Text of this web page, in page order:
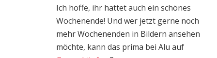
Ich hoffe, ihr hattet auch ein schönes
Wochenende! Und wer jetzt gerne noch
mehr Wochenenden in Bildern ansehen
möchte, kann das prima bei Alu auf